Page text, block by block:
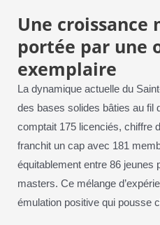
Une croissance
portée par une
exemplaire
La dynamique actuelle du
des bases solides bâties au fil
comptait 175 licenciés, chiffre
franchit un cap avec 181
équitablement entre 86 jeunes
masters. Ce mélange
émulation positive qui pousse